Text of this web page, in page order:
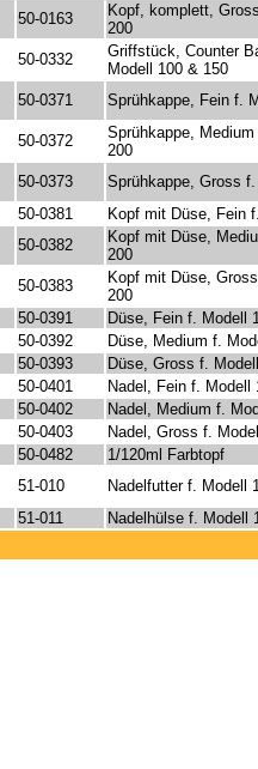
50-0163
Kopf, komplett,
200
50-0332
Griffstück, Counter
Modell 100 & 150
50-0371 Sprühkappe, Fein f.
50-0372
Sprühkappe,
200
50-0373
Sprühkappe, Gross
50-0381
Kopf mit Düse, Fein
50-0382
Kopf mit Düse,
200
50-0383
Kopf mit Düse,
200
50-0391
Düse, Fein f. Modell
50-0392
Düse, Medium f.
50-0393
Düse, Gross f.
50-0401
Nadel, Fein f. Modell
50-0402
Nadel, Medium f.
50-0403
Nadel, Gross f.
50-0482
1/120ml Farbtopf
51-010
Nadelfutter f. Modell
51-011 Nadelhülse f. Modell